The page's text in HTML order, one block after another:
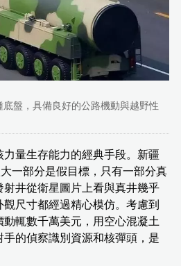
盤，具備良好的公路機動與越野性
量生存能力的經典手段。新疆
一部分是假目標，只有一部分真
射井從衛星圖片上看與真井幾乎
尺寸都經過精心模仿。考慮到
輒數千萬美元，用空心混凝土
的偵察識別資源和核彈頭，是